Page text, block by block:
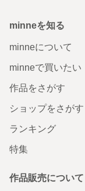
minneを知る
minneについて
minneで買いたい
作品をさがす
ショップをさがす
ランキング
特集
作品販売について